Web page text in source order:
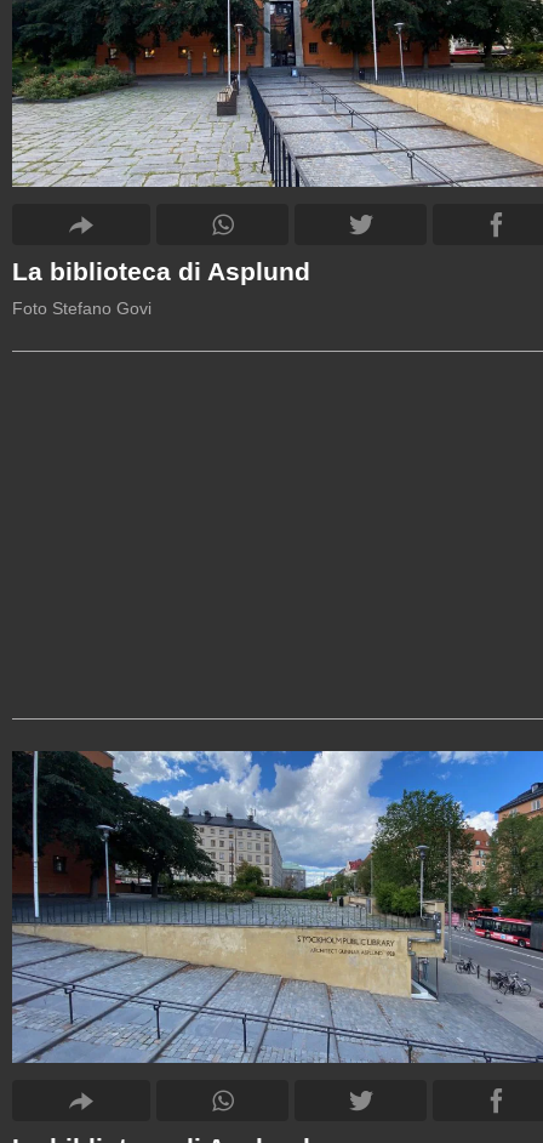
La biblioteca di Asplund
Foto Stefano Govi